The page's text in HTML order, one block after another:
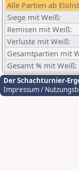
Alle Partien ab
Siege mit Weiß:
Remisen mit Weiß:
Verluste mit Weiß:
Gesamtpartien mit
Gesamt % mit Weiß:
Der Schachturnier-
Impressum /